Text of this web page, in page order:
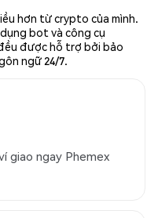
hơn từ crypto của mình.
bot và công cụ
được hỗ trợ bởi bảo
ngữ 24/7.
giao ngay Phemex